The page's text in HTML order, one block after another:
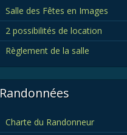
Salle des Fêtes en Images
2 possibilités de location
Règlement de la salle
Randonnées
Charte du Randonneur